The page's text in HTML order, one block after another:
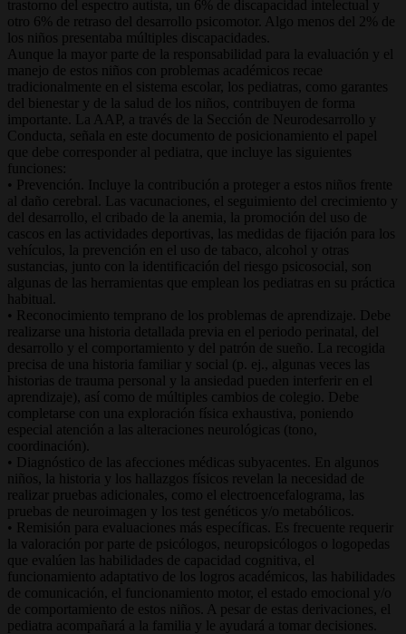
trastorno del espectro autista, un 6% de discapacidad intelectual y
otro 6% de retraso del desarrollo psicomotor. Algo menos del 2% de
los niños presentaba múltiples discapacidades.
Aunque la mayor parte de la responsabilidad para la evaluación y el
manejo de estos niños con problemas académicos recae
tradicionalmente en el sistema escolar, los pediatras, como garantes
del bienestar y de la salud de los niños, contribuyen de forma
importante. La AAP, a través de la Sección de Neurodesarrollo y
Conducta, señala en este documento de posicionamiento el papel
que debe corresponder al pediatra, que incluye las siguientes
funciones:
• Prevención. Incluye la contribución a proteger a estos niños frente
al daño cerebral. Las vacunaciones, el seguimiento del crecimiento y
del desarrollo, el cribado de la anemia, la promoción del uso de
cascos en las actividades deportivas, las medidas de fijación para los
vehículos, la prevención en el uso de tabaco, alcohol y otras
sustancias, junto con la identificación del riesgo psicosocial, son
algunas de las herramientas que emplean los pediatras en su práctica
habitual.
• Reconocimiento temprano de los problemas de aprendizaje. Debe
realizarse una historia detallada previa en el periodo perinatal, del
desarrollo y el comportamiento y del patrón de sueño. La recogida
precisa de una historia familiar y social (p. ej., algunas veces las
historias de trauma personal y la ansiedad pueden interferir en el
aprendizaje), así como de múltiples cambios de colegio. Debe
completarse con una exploración física exhaustiva, poniendo
especial atención a las alteraciones neurológicas (tono,
coordinación).
• Diagnóstico de las afecciones médicas subyacentes. En algunos
niños, la historia y los hallazgos físicos revelan la necesidad de
realizar pruebas adicionales, como el electroencefalograma, las
pruebas de neuroimagen y los test genéticos y/o metabólicos.
• Remisión para evaluaciones más específicas. Es frecuente requerir
la valoración por parte de psicólogos, neuropsicólogos o logopedas
que evalúen las habilidades de capacidad cognitiva, el
funcionamiento adaptativo de los logros académicos, las habilidades
de comunicación, el funcionamiento motor, el estado emocional y/o
de comportamiento de estos niños. A pesar de estas derivaciones, el
pediatra acompañará a la familia y le ayudará a tomar decisiones.